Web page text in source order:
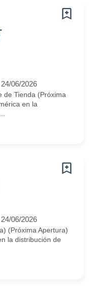
24/06/2026
de Tienda (Próxima
en la
24/06/2026
(Próxima Apertura)
la distribución de